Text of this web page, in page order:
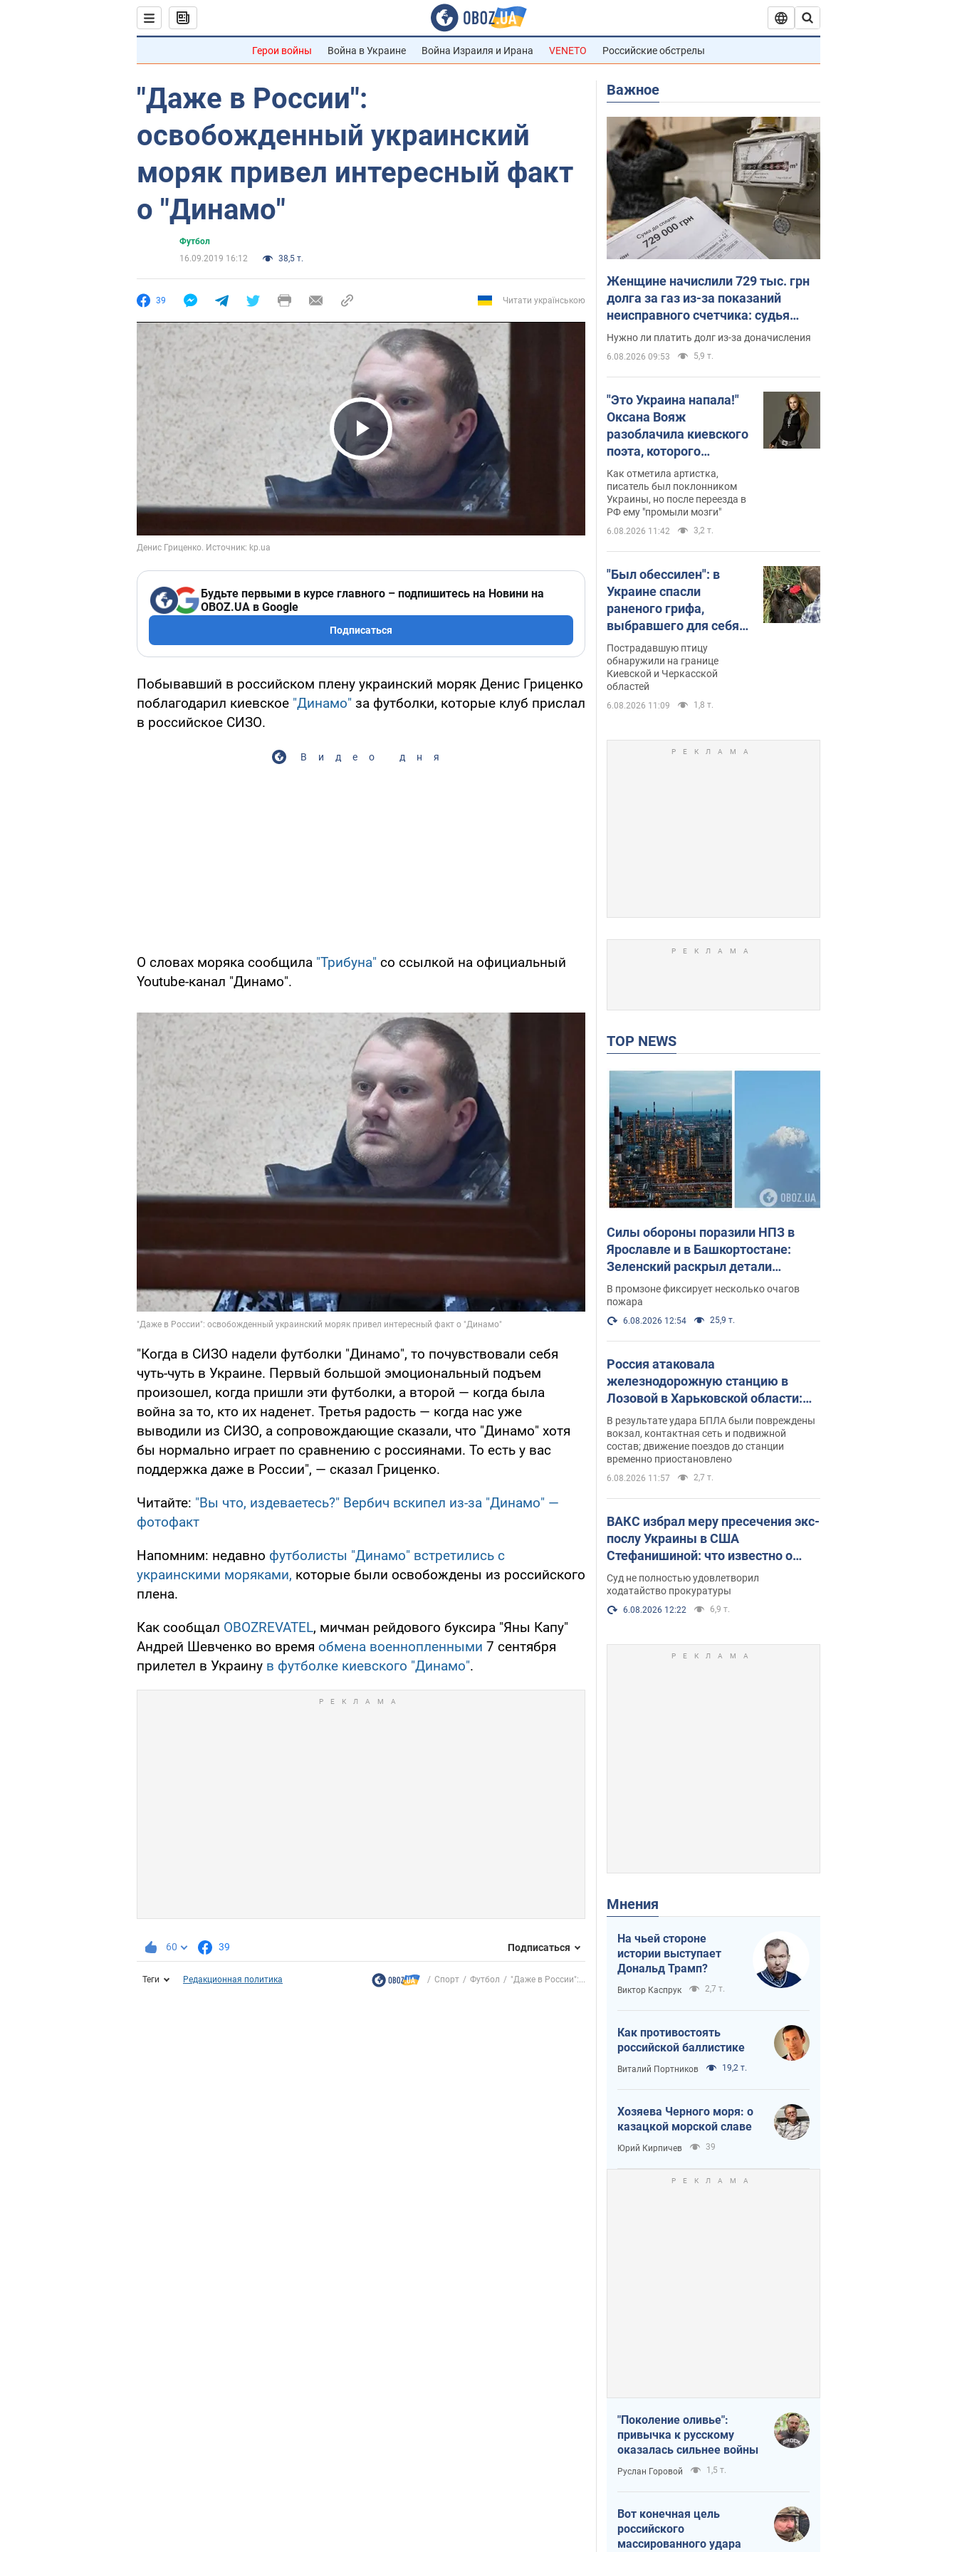
Герои войны Война в Украине Война Израиля и Ирана VENETO Российские обстрелы
"Даже в России":
освобожденный украинский
моряк привел интересный факт
о "Динамо"
Футбол
16.09.2019 16:12
38,5 т.
39 Читати українською
Play Video
Будьте первыми в курсе главного – подпишитесь на Новини на
OBOZ.UA в Google
Подписаться
Побывавший в российском плену украинский моряк Денис Гриценко
поблагодарил киевское "Динамо" за футболки, которые клуб прислал
в российское СИЗО.
Видео дня
О словах моряка сообщила "Трибуна" со ссылкой на официальный
Youtube-канал "Динамо".
"Когда в СИЗО надели футболки "Динамо", то почувствовали себя
чуть-чуть в Украине. Первый большой эмоциональный подъем
произошел, когда пришли эти футболки, а второй — когда была
война за то, кто их наденет. Третья радость — когда нас уже
выводили из СИЗО, а сопровождающие сказали, что "Динамо" хотя
бы нормально играет по сравнению с россиянами. То есть у вас
поддержка даже в России", — сказал Гриценко.
Читайте: "Вы что, издеваетесь?" Вербич вскипел из-за "Динамо" —
фотофакт
Напомним: недавно футболисты "Динамо" встретились с
украинскими моряками, которые были освобождены из российского
плена.
Как сообщал OBOZREVATEL, мичман рейдового буксира "Яны Капу"
Андрей Шевченко во время обмена военнопленными 7 сентября
прилетел в Украину в футболке киевского "Динамо".
60 39 Подписаться
Теги Редакционная политика Спорт Футбол "Даже в России":...
Важное
Женщине начислили 729 тыс. грн
долга за газ из-за показаний
неисправного счетчика: судья
вынес неожиданное решение
Нужно ли платить долг из-за доначисления
6.08.2026 09:53 5,9 т.
"Это Украина напала!"
Оксана Вояж
разоблачила киевского
поэта, которого
"зазомбировали": он
даже русского не знал,
а теперь хочет
геноцида украинцев
Как отметила артистка,
писатель был поклонником
Украины, но после переезда в
РФ ему "промыли мозги"
6.08.2026 11:42 3,2 т.
"Был обессилен": в
Украине спасли
раненого грифа,
выбравшего для себя
нетипичный маршрут.
Фото
Пострадавшую птицу
обнаружили на границе
Киевской и Черкасской
областей
6.08.2026 11:09 1,8 т.
TOP NEWS
Силы обороны поразили НПЗ в
Ярославле и в Башкортостане:
Зеленский раскрыл детали
операции. Фото и видео
В промзоне фиксирует несколько очагов
пожара
6.08.2026 12:54 25,9 т.
Россия атаковала
железнодорожную станцию в
Лозовой в Харьковской области:
есть погибшие и раненые
В результате удара БПЛА были повреждены
вокзал, контактная сеть и подвижной
состав; движение поездов до станции
временно приостановлено
6.08.2026 11:57 2,7 т.
ВАКС избрал меру пресечения экс-
послу Украины в США
Стефанишиной: что известно о
деле
Суд не полностью удовлетворил
ходатайство прокуратуры
6.08.2026 12:22 6,9 т.
Мнения
На чьей стороне
истории выступает
Дональд Трамп?
Виктор Каспрук 2,7 т.
Как противостоять
российской баллистике
Виталий Портников 19,2 т.
Хозяева Черного моря: о
казацкой морской славе
Юрий Кирпичев 39
"Поколение оливье":
привычка к русскому
оказалась сильнее войны
Руслан Горовой 1,5 т.
Вот конечная цель
российского
массированного удара